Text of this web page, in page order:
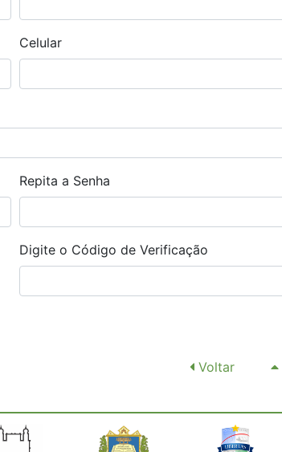
Celular
Repita a Senha
Digite o Código de Verificação
Voltar